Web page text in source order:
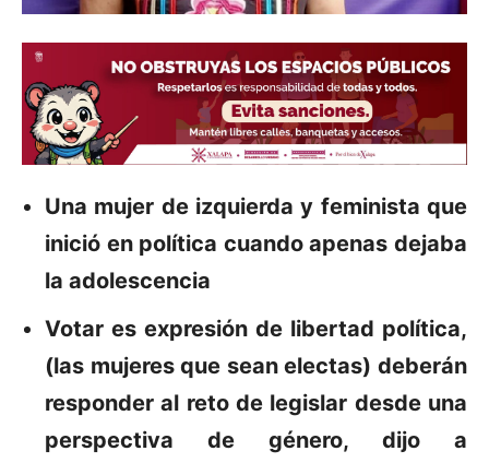
Una mujer de izquierda y feminista que
inició en política cuando apenas dejaba
la adolescencia
Votar es expresión de libertad política,
(las mujeres que sean electas) deberán
responder al reto de legislar desde una
perspectiva de género, dijo a